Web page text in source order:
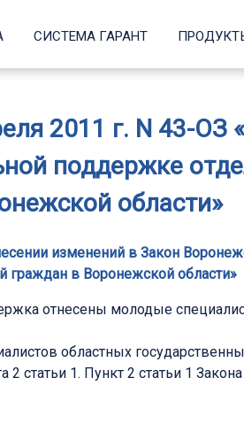
СИСТЕМА ГАРАНТ
2011 г. N 43-
поддержке
области»
изменений в Закон
граждан в Воронежской области»
отнесены молодые
областных
статьи 1. Пункт 2 статьи 1